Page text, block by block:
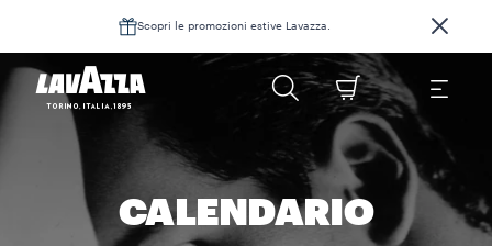
Scopri le promozioni estive Lavazza.
CALENDARIO